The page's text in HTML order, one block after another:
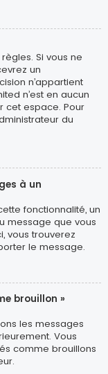
Si vous ne
un
n’appartient
n’est en aucun
cet espace. Pour
du
à un
fonctionnalité, un
message que vous
vous trouverez
le message.
brouillon »
les messages
Vous
comme brouillons